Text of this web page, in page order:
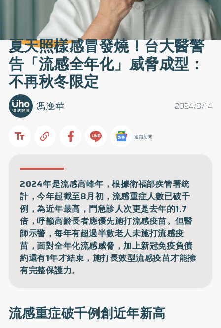
夏天照樣感冒發燒！台大醫警
告「流感全年化」威脅成型：
不再秋冬限定
2024/8/14
馮逸華
追蹤訂閱
2024年是流感高峰年，根據衛福部疾管署統
計，今年起截至8月初，流感重症人數已破千
例，為近年最高，門急診人次更是去年的1.7
倍，呼籲高齡長者應優先施打流感疫苗。但醫
師示警，每年有超過半數老人未施打流感疫
苗，面對全年化流感威脅，加上新冠免疫負債
約還有1年才結束，施打長效型流感疫苗才能擁
有完整保護力。
流感重症破千例創近年新高